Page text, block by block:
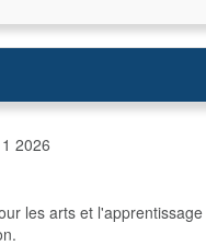
2026
les arts et